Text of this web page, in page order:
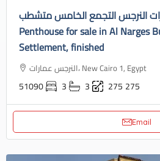
النرجس التجمع الخامس متشطب
Penthouse for sale in Al Narges
Settlement, finished
النرجس عمارات، New Cairo 1, Egypt
51090 3 3 275 275
Email